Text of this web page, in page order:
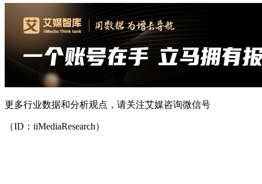
更多行业数据和分析观点，请关注艾媒咨询微信号
（ID：iiMediaResearch）